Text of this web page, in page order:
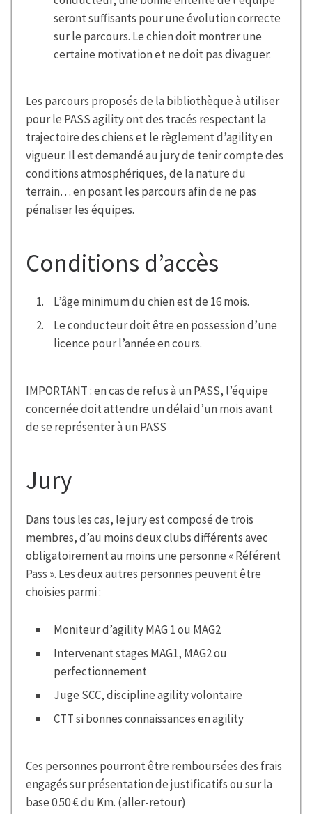
seront suffisants pour une évolution correcte
sur le parcours. Le chien doit montrer une
certaine motivation et ne doit pas divaguer.
Les parcours proposés de la bibliothèque à utiliser
pour le PASS agility ont des tracés respectant la
trajectoire des chiens et le règlement d’agility en
vigueur. Il est demandé au jury de tenir compte des
conditions atmosphériques, de la nature du
terrain… en posant les parcours afin de ne pas
pénaliser les équipes.
Conditions d’accès
L’âge minimum du chien est de 16 mois.
Le conducteur doit être en possession d’une
licence pour l’année en cours.
IMPORTANT : en cas de refus à un PASS, l’équipe
concernée doit attendre un délai d’un mois avant
de se représenter à un PASS
Jury
Dans tous les cas, le jury est composé de trois
membres, d’au moins deux clubs différents avec
obligatoirement au moins une personne « Référent
Pass ». Les deux autres personnes peuvent être
choisies parmi :
Moniteur d’agility MAG 1 ou MAG2
Intervenant stages MAG1, MAG2 ou
perfectionnement
Juge SCC, discipline agility volontaire
CTT si bonnes connaissances en agility
Ces personnes pourront être remboursées des frais
engagés sur présentation de justificatifs ou sur la
base 0.50 € du Km. (aller-retour)